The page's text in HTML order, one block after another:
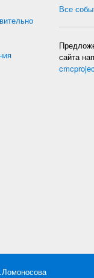
Все
сайта